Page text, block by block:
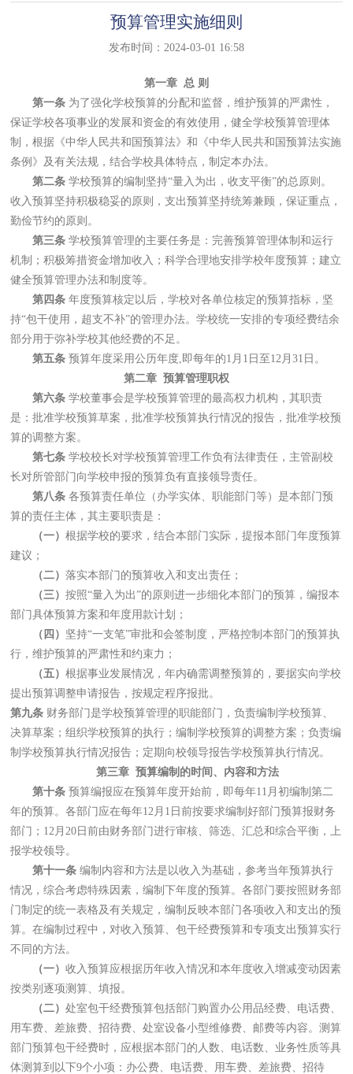
预算管理实施细则
发布时间：2024-03-01 16:58
第一章 总 则
第一条 为了强化学校预算的分配和监督，维护预算的严肃性，
保证学校各项事业的发展和资金的有效使用，健全学校预算管理体
制，根据《中华人民共和国预算法》和《中华人民共和国预算法实施
条例》及有关法规，结合学校具体特点，制定本办法。
第二条 学校预算的编制坚持“量入为出，收支平衡”的总原则。
收入预算坚持积极稳妥的原则，支出预算坚持统筹兼顾，保证重点，
勤俭节约的原则。
第三条 学校预算管理的主要任务是：完善预算管理体制和运行
机制；积极筹措资金增加收入；科学合理地安排学校年度预算；建立
健全预算管理办法和制度等。
第四条 年度预算核定以后，学校对各单位核定的预算指标，坚
持“包干使用，超支不补”的管理办法。学校统一安排的专项经费结余
部分用于弥补学校其他经费的不足。
第五条 预算年度采用公历年度,即每年的1月1日至12月31日。
第二章 预算管理职权
第六条 学校董事会是学校预算管理的最高权力机构，其职责
是：批准学校预算草案，批准学校预算执行情况的报告，批准学校预
算的调整方案。
第七条 学校校长对学校预算管理工作负有法律责任，主管副校
长对所管部门向学校申报的预算负有直接领导责任。
第八条 各预算责任单位（办学实体、职能部门等）是本部门预
算的责任主体，其主要职责是：
（一）根据学校的要求，结合本部门实际，提报本部门年度预算
建议；
（二）落实本部门的预算收入和支出责任；
（三）按照“量入为出”的原则进一步细化本部门的预算，编报本
部门具体预算方案和年度用款计划；
（四） 坚持“一支笔”审批和会签制度，严格控制本部门的预算执
行，维护预算的严肃性和约束力；
（五）根据事业发展情况，年内确需调整预算的，要据实向学校
提出预算调整申请报告，按规定程序报批。
第九条 财务部门是学校预算管理的职能部门，负责编制学校预算、
决算草案；组织学校预算的执行；编制学校预算的调整方案；负责编
制学校预算执行情况报告；定期向校领导报告学校预算执行情况。
第三章 预算编制的时间、内容和方法
第十条 预算编报应在预算年度开始前，即每年11月初编制第二
年的预算。各部门应在每年12月1日前按要求编制好部门预算报财务
部门；12月20日前由财务部门进行审核、筛选、汇总和综合平衡，上
报学校领导。
第十一条 编制内容和方法是以收入为基础，参考当年预算执行
情况，综合考虑特殊因素，编制下年度的预算。各部门要按照财务部
门制定的统一表格及有关规定，编制反映本部门各项收入和支出的预
算。在编制过程中，对收入预算、包干经费预算和专项支出预算实行
不同的方法。
（一）收入预算应根据历年收入情况和本年度收入增减变动因素
按类别逐项测算、填报。
（二）处室包干经费预算包括部门购置办公用品经费、电话费、
用车费、差旅费、招待费、处室设备小型维修费、邮费等内容。测算
部门预算包干经费时，应根据本部门的人数、电话数、业务性质等具
体测算到以下9个小项：办公费、电话费、用车费、差旅费、招待